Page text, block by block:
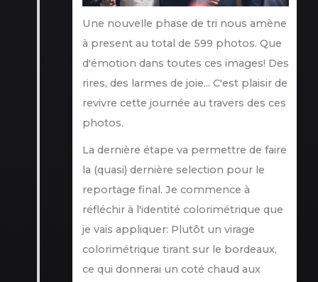
Une nouvelle phase de tri nous amène
à present au total de 599 photos. Que
d'émotion dans toutes ces images! Des
rires, des larmes de joie... C'est plaisir de
revivre cette journée au travers des ces
photos.
La dernière étape va permettre de faire
la (quasi) dernière selection pour le
reportage final. Je commence à
réfléchir à l'identité colorimétrique que
je vais appliquer: Plutôt un virage
colorimétrique tirant sur le bordeaux,
ce qui donnerai un coté chaud aux